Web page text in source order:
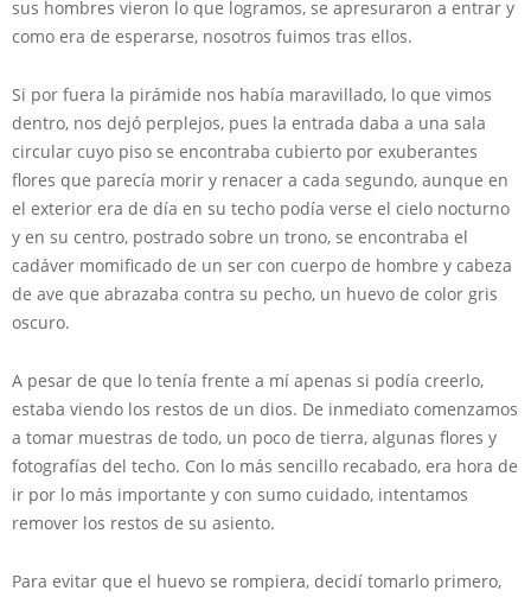
sus hombres vieron lo que logramos, se apresuraron a entrar y
como era de esperarse, nosotros fuimos tras ellos.
Si por fuera la pirámide nos había maravillado, lo que vimos
dentro, nos dejó perplejos, pues la entrada daba a una sala
circular cuyo piso se encontraba cubierto por exuberantes
flores que parecía morir y renacer a cada segundo, aunque en
el exterior era de día en su techo podía verse el cielo nocturno
y en su centro, postrado sobre un trono, se encontraba el
cadáver momificado de un ser con cuerpo de hombre y cabeza
de ave que abrazaba contra su pecho, un huevo de color gris
oscuro.
A pesar de que lo tenía frente a mí apenas si podía creerlo,
estaba viendo los restos de un dios. De inmediato comenzamos
a tomar muestras de todo, un poco de tierra, algunas flores y
fotografías del techo. Con lo más sencillo recabado, era hora de
ir por lo más importante y con sumo cuidado, intentamos
remover los restos de su asiento.
Para evitar que el huevo se rompiera, decidí tomarlo primero,